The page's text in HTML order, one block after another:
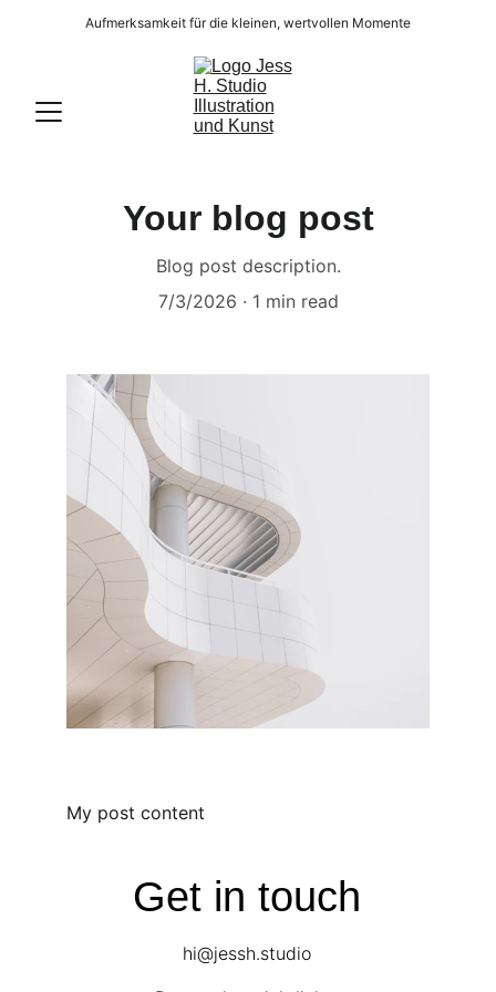
Aufmerksamkeit für die kleinen, wertvollen Momente
Your blog post
Blog post description.
7/3/2026
1 min read
My post content
Get in touch
hi@jessh.studio